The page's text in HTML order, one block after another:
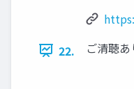
22.
ご清聴あ